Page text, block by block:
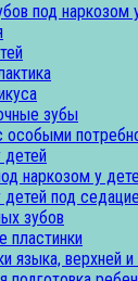
под наркозом
зубы
особыми
детей
наркозом у
под
зубов
пластинки
языка, верхней